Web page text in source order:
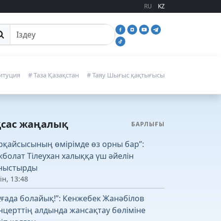
RU KZ
іздеу
# Таза Қазақстан # Таяу Шығыс қақтығысы
жаңалық БАРЛЫҒЫ
өмірімде өз орны бар”:
Тілеухан халыққа үш әйелін
13:48
болайық!”: Кенжебек Жанәбілов
алдында жансақтау бөліміне